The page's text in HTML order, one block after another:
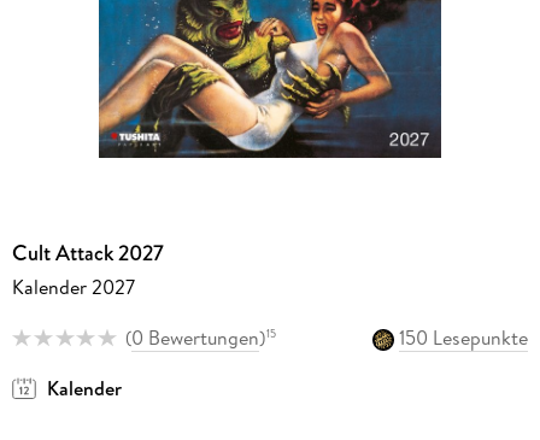
Cult Attack 2027
Kalender 2027
(0 Bewertungen)15
150 Lesepunkte
Kalender